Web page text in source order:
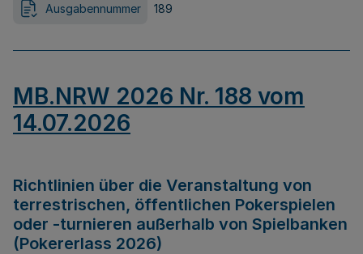
Ausgabennummer 189
MB.NRW 2026 Nr. 188 vom
14.07.2026
Richtlinien über die Veranstaltung von
terrestrischen, öffentlichen Pokerspielen
oder -turnieren außerhalb von Spielbanken
(Pokererlass 2026)